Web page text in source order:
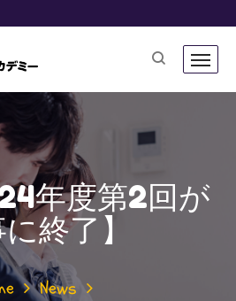
年度第2回が
終了】
News